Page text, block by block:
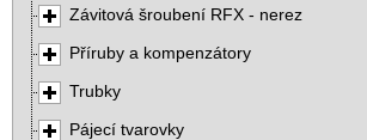
Závitová šroubení RFX - nerez
Příruby a kompenzátory
Trubky
Pájecí tvarovky